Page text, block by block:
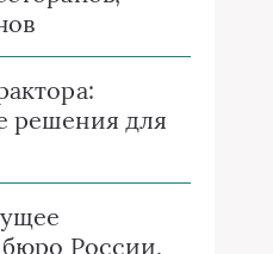
решения для
России,